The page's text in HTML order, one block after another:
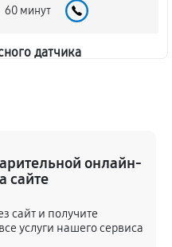
60 минут
датчика
60 минут
онлайн-
сайте
сайт и получите
услуги нашего сервиса